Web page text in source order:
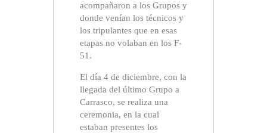
acompañaron a los Grupos y
donde venían los técnicos y
los tripulantes que en esas
etapas no volaban en los F-
51.
El día 4 de diciembre, con la
llegada del último Grupo a
Carrasco, se realiza una
ceremonia, en la cual
estaban presentes los